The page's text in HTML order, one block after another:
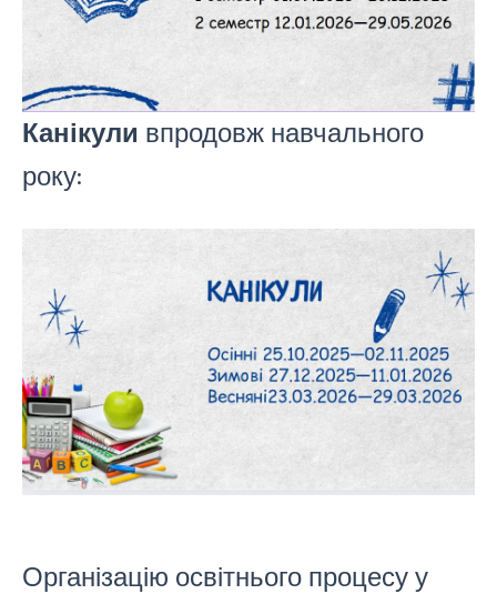
Канікули впродовж навчального
року:
Організацію освітнього процесу у